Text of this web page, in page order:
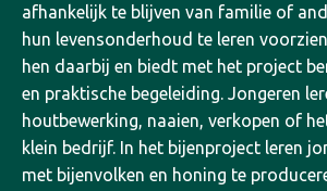
afhankelijk te blijven van familie of
hun levensonderhoud te leren
hen daarbij en biedt met het project
en praktische begeleiding. Jongeren
houtbewerking, naaien, verkopen of
klein bedrijf. In het bijenproject leren
met bijenvolken en honing te